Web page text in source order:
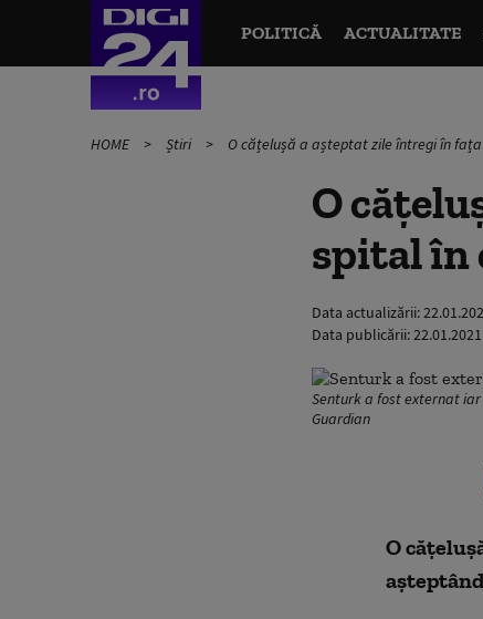
POLITICĂ ACTUALITATE
HOME Știri O cățelușă a așteptat zile întregi în
O
spital în
Data actualizării:
Data publicării:
Senturk a fost externat
Guardian
O